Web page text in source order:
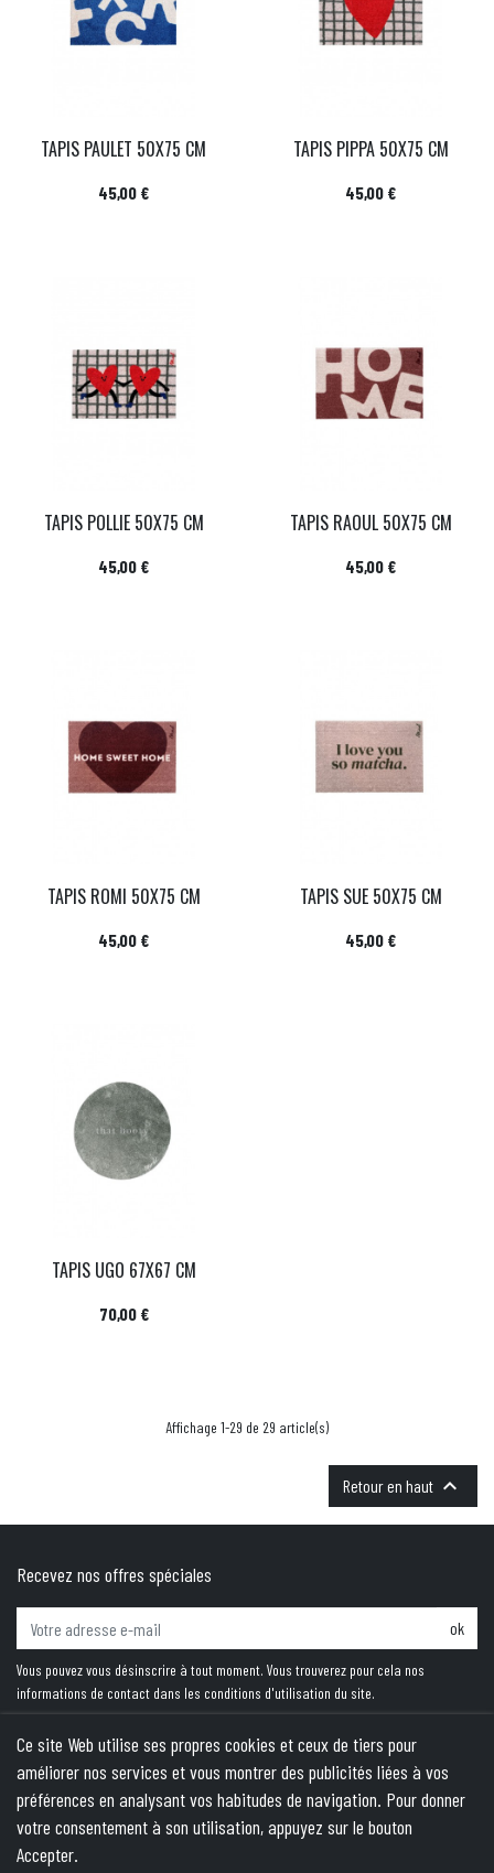
TAPIS PAULET 50X75 CM
Prix
45,00 €
TAPIS PIPPA 50X75 CM
Prix
45,00 €
TAPIS POLLIE 50X75 CM
Prix
45,00 €
TAPIS RAOUL 50X75 CM
Prix
45,00 €
TAPIS ROMI 50X75 CM
Prix
45,00 €
TAPIS SUE 50X75 CM
Prix
45,00 €
TAPIS UGO 67X67 CM
Prix
70,00 €
Affichage 1-29 de 29 article(s)
Retour en haut 
Recevez nos offres spéciales
ok
Vous pouvez vous désinscrire à tout moment. Vous trouverez pour cela nos
informations de contact dans les conditions d'utilisation du site.
PRODUITS
NOTRE SOCIÉTÉ
Ce site Web utilise ses propres cookies et ceux de tiers pour
améliorer nos services et vous montrer des publicités liées à vos
préférences en analysant vos habitudes de navigation. Pour donner
votre consentement à son utilisation, appuyez sur le bouton
Accepter.